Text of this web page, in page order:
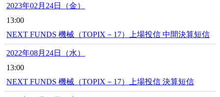
2023年02月24日（金）
13:00
NEXT FUNDS 機械（TOPIX－17）上場投信 中間決算短信
2022年08月24日（水）
13:00
NEXT FUNDS 機械（TOPIX－17）上場投信 決算短信